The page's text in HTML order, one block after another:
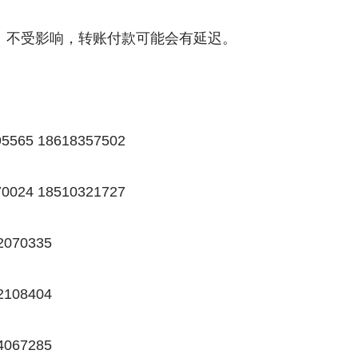
受影响，转账付款可能会有延迟。
18618357502
18510321727